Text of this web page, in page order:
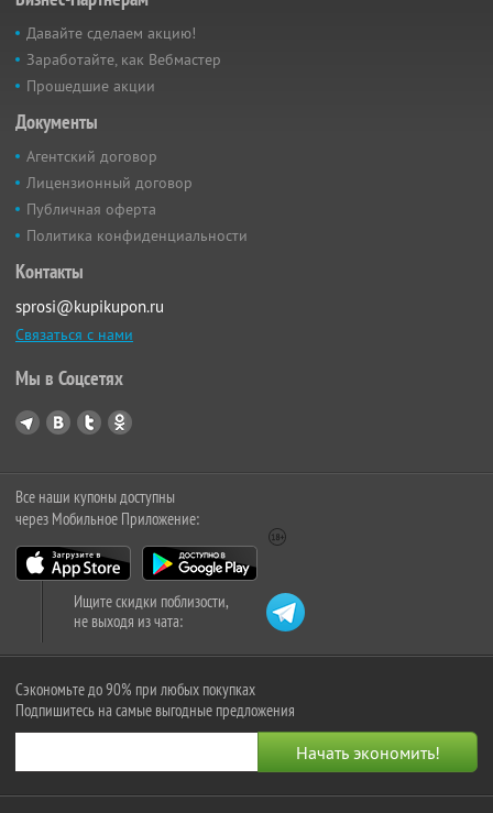
Давайте сделаем акцию!
Заработайте, как Вебмастер
Прошедшие акции
Документы
Агентский договор
Лицензионный договор
Публичная оферта
Политика конфиденциальности
Контакты
sprosi@kupikupon.ru
Связаться с нами
Мы в Соцсетях
Все наши купоны доступны
через Мобильное Приложение:
Ищите скидки поблизости,
не выходя из чата:
Сэкономьте до 90% при любых покупках
Подпишитесь на самые выгодные предложения